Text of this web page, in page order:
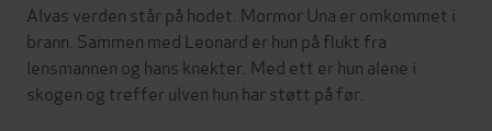
Alvas verden står på hodet. Mormor Una er omkommet i
brann. Sammen med Leonard er hun på flukt fra
lensmannen og hans knekter. Med ett er hun alene i
skogen og treffer ulven hun har støtt på før.